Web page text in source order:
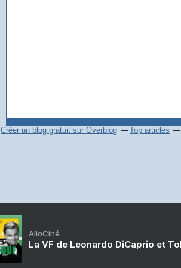
Créer un blog gratuit sur Overblog Top articles
AlloCiné
La VF de Leonardo DiCaprio et